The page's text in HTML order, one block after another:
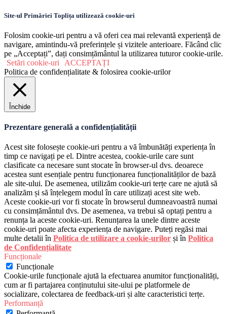
Site-ul Primăriei Toplița utilizează cookie-uri
Folosim cookie-uri pentru a vă oferi cea mai relevantă experiență de
navigare, amintindu-vă preferințele și vizitele anterioare. Făcând clic
pe „Acceptați”, dați consimțământul la utilizarea tuturor cookie-urile.
Setări cookie-uri
ACCEPTAȚI
Politica de confidențialitate & folosirea cookie-urilor
Închide
Prezentare generală a confidențialității
Acest site folosește cookie-uri pentru a vă îmbunătăți experiența în
timp ce navigați pe el. Dintre acestea, cookie-urile care sunt
clasificate ca necesare sunt stocate în browser-ul dvs. deoarece
acestea sunt esențiale pentru funcționarea funcționalităților de bază
ale site-ului. De asemenea, utilizăm cookie-uri terțe care ne ajută să
analizăm și să înțelegem modul în care utilizați acest site web.
Aceste cookie-uri vor fi stocate în browserul dumneavoastră numai
cu consimțământul dvs. De asemenea, va trebui să optați pentru a
renunța la aceste cookie-uri. Renunțarea la unele dintre aceste
cookie-uri poate afecta experiența de navigare. Puteți regăsi mai
multe detalii în Politica de utilizare a cookie-urilor și în Politica
de Confidențialitate
Funcționale
Funcționale
Cookie-urile funcționale ajută la efectuarea anumitor funcționalități,
cum ar fi partajarea conținutului site-ului pe platformele de
socializare, colectarea de feedback-uri și alte caracteristici terțe.
Performanță